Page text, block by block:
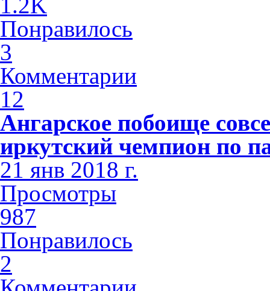
Понравилось
3
Комментарии
12
Ангарское побоище
иркутский чемпион по
21 янв 2018 г.
Просмотры
987
Понравилось
2